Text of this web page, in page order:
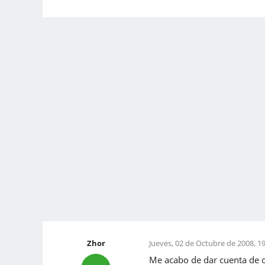
Zhor Jueves, 02 de Octubre de 2008,
Me acabo de dar cuenta de